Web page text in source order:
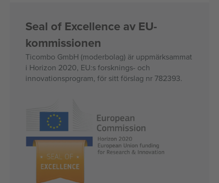
Seal of Excellence av EU-
kommissionen
Ticombo GmbH (moderbolag) är uppmärksammat
i Horizon 2020, EU:s forsknings- och
innovationsprogram, för sitt förslag nr 782393.